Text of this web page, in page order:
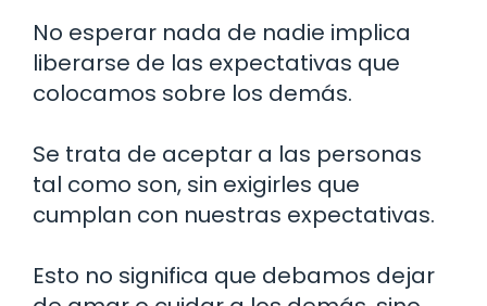
No esperar nada de nadie implica
liberarse de las expectativas que
colocamos sobre los demás.
Se trata de aceptar a las personas
tal como son, sin exigirles que
cumplan con nuestras expectativas.
Esto no significa que debamos dejar